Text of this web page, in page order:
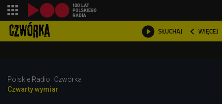
 SŁUCHAJ  WIĘCEJ

Polskie Radio
Czwórka
Czwarty wymiar